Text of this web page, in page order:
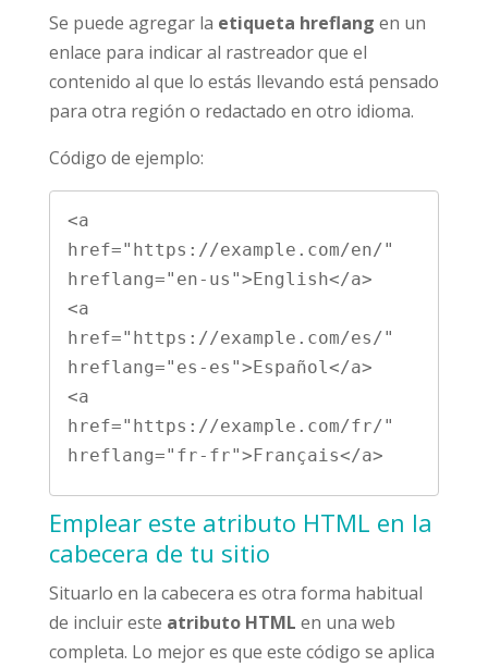
Se puede agregar la etiqueta hreflang en un
enlace para indicar al rastreador que el
contenido al que lo estás llevando está pensado
para otra región o redactado en otro idioma.
Código de ejemplo:
<a
href="https://example.com/en/"
hreflang="en-us">English</a>
<a
href="https://example.com/es/"
hreflang="es-es">Español</a>
<a
href="https://example.com/fr/"
Emplear este atributo HTML en la
cabecera de tu sitio
Situarlo en la cabecera es otra forma habitual
de incluir este atributo HTML en una web
completa. Lo mejor es que este código se aplica